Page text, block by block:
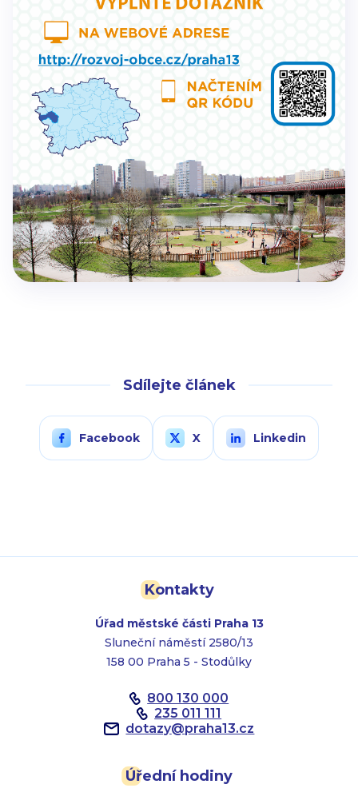
Sdílejte článek
Facebook X Linkedin
Kontakty
Úřad městské části Praha 13
Sluneční náměstí 2580/13
158 00 Praha 5 - Stodůlky
800 130 000
235 011 111
dotazy@praha13.cz
Úřední hodiny